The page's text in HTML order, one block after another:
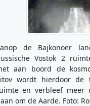
de Bajkonoer
Vostok 2
aan boord de
wordt hierdoor de
en verbleef meer
om de Aarde. Foto: